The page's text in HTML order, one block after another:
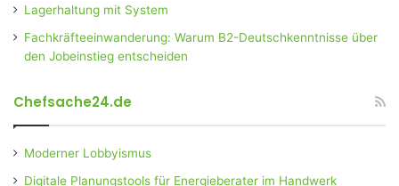
Lagerhaltung mit System
Fachkräfteeinwanderung: Warum B2-Deutschkenntnisse über
den Jobeinstieg entscheiden
Chefsache24.de
Moderner Lobbyismus
Digitale Planungstools für Energieberater im Handwerk